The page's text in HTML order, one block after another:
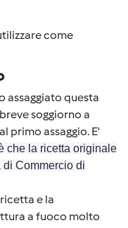
come
assaggiato questa
soggiorno a
primo assaggio. E'
che la ricetta originale
Commercio di
e la
a fuoco molto